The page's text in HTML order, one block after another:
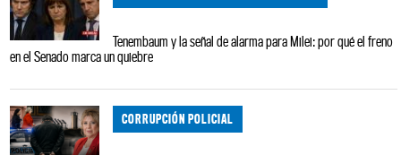
Tenembaum y la señal de alarma para Milei: por qué el freno
en el Senado marca un quiebre
CORRUPCIÓN POLICIAL